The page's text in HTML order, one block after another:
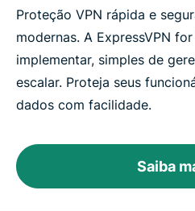
Proteção VPN rápida e
modernas. A ExpressVPN
implementar, simples de
escalar. Proteja seus
dados com facilidade.
Saiba